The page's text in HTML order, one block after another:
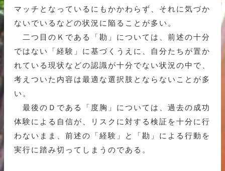
マッチとなっているにもかかわらず、それに気づか
ないでいるなどの状況に陥ることが多い。
二つ目のＫである「勘」については、前述の十分
ではない「経験」に基づくうえに、自分たちが置か
れている現状などの認識が十分でない状況の中で、
考えついた内容は最適な選択肢とならないことが多
い。
最後のＤである「度胸」については、過去の成功
体験による自信が、リスクに対する検証を十分に行
わないまま、前述の「経験」と「勘」による行動を
実行に踏み切ってしまうのである。